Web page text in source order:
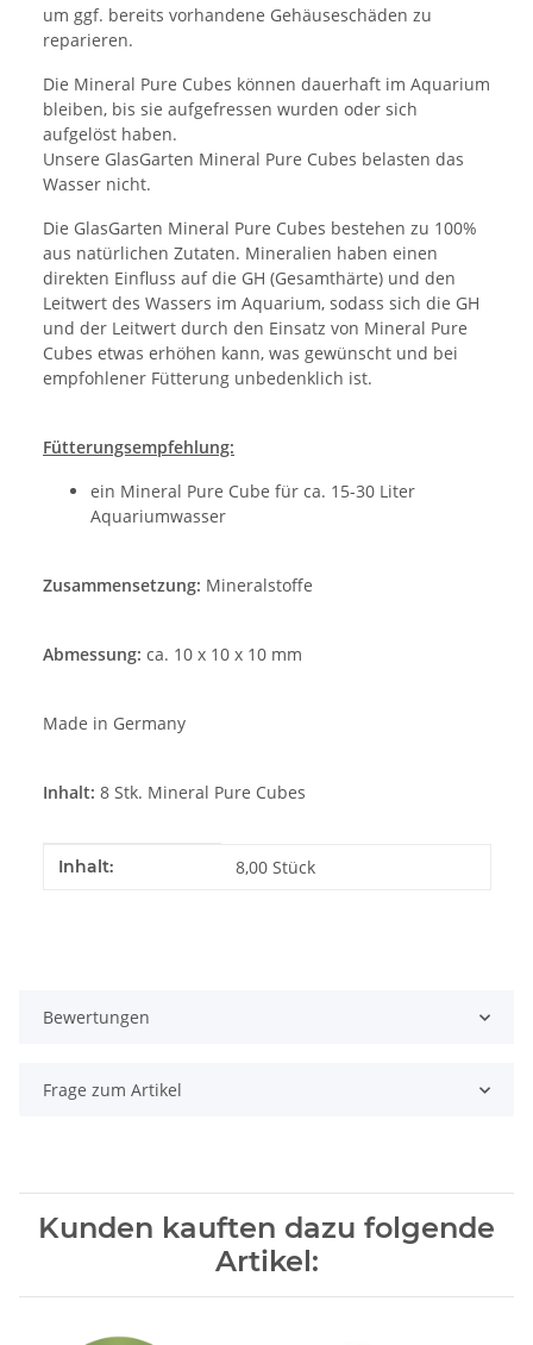
um ggf. bereits vorhandene Gehäuseschäden zu
reparieren.
Die Mineral Pure Cubes können dauerhaft im Aquarium
bleiben, bis sie aufgefressen wurden oder sich
aufgelöst haben.
Unsere GlasGarten Mineral Pure Cubes belasten das
Wasser nicht.
Die GlasGarten Mineral Pure Cubes bestehen zu 100%
aus natürlichen Zutaten. Mineralien haben einen
direkten Einfluss auf die GH (Gesamthärte) und den
Leitwert des Wassers im Aquarium, sodass sich die GH
und der Leitwert durch den Einsatz von Mineral Pure
Cubes etwas erhöhen kann, was gewünscht und bei
empfohlener Fütterung unbedenklich ist.
Fütterungsempfehlung:
ein Mineral Pure Cube für ca. 15-30 Liter
Aquariumwasser
Zusammensetzung: Mineralstoffe
Abmessung: ca. 10 x 10 x 10 mm
Made in Germany
Inhalt: 8 Stk. Mineral Pure Cubes
Produkteigenschaft
Wert
Inhalt: 8,00 Stück
Bewertungen
Frage zum Artikel
Kunden kauften dazu folgende
Artikel: